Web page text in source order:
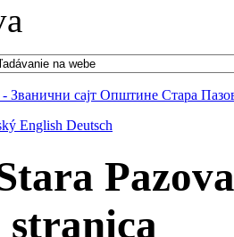
English Deutsch
stranica